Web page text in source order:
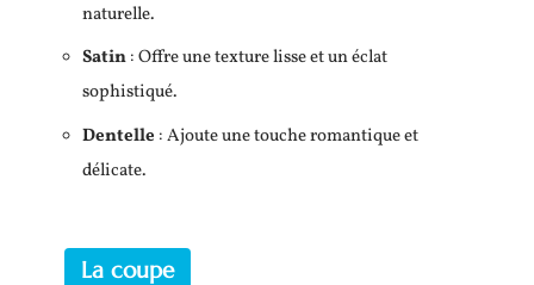
naturelle.
Satin: Offre une texture lisse et un éclat
sophistiqué.
Dentelle : Ajoute une touche romantique et
délicate.
La coupe